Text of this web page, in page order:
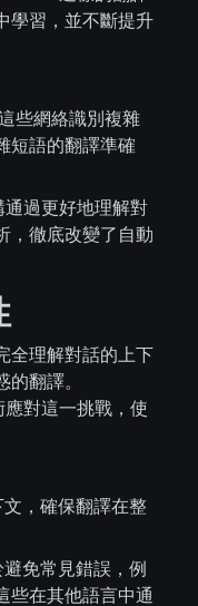
學習，並不斷提升
些網絡識別複雜
短語的翻譯準確
通過更好地理解對
，徹底改變了自動
全理解對話的上下
翻譯。
對這一挑戰，使
，確保翻譯在整
免常見錯誤，例
些在其他語言中通